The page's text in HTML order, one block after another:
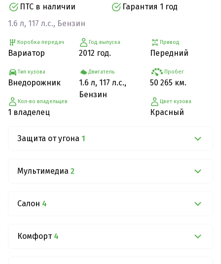
ПТС в наличии
Гарантия 1 год
1.6 л, 117 л.с., Бензин
Коробка передач
Вариатор
Тип кузова
Внедорожник
Кол-во владельцев
1 владелец
Год выпуска
2012 год.
Двигатель
1.6 л, 117 л.с.,
Бензин
Привод
Передний
Пробег
50 265 км.
Цвет кузова
Красный
Защита от угона 1
Мультимедиа 2
Салон 4
Комфорт 4